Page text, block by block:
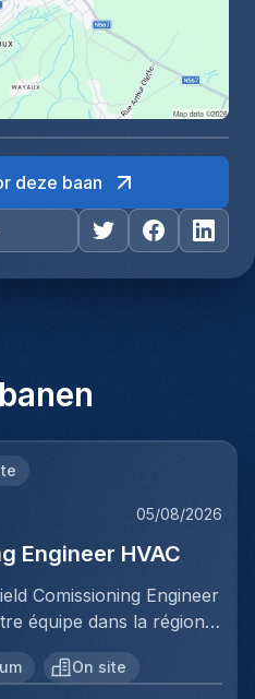
deze baan
05/08/2026
Engineer HVAC
Comissioning Engineer
équipe dans la région
vous fournirez une
lors de la mise en
On site